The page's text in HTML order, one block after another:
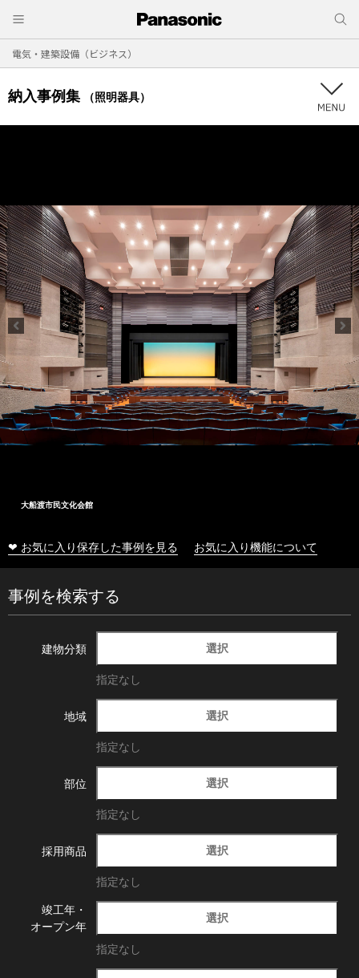
電気・建築設備（ビジネス）
納入事例集 （照明器具）
大船渡市民文化会館
❤ お気に入り保存した事例を見る お気に入り機能について
事例を検索する
建物分類 選択
指定なし
地域 選択
指定なし
部位 選択
指定なし
採用商品 選択
指定なし
竣工年・
オープン年
選択
指定なし